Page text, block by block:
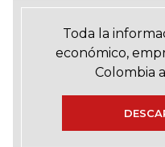
Toda la
económico,
Colombia